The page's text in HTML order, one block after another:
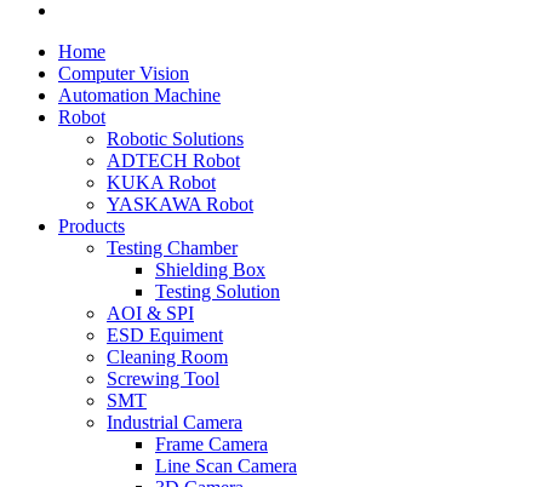
Home
Computer Vision
Automation Machine
Robot
Robotic Solutions
ADTECH Robot
KUKA Robot
YASKAWA Robot
Products
Testing Chamber
Shielding Box
Testing Solution
AOI & SPI
ESD Equiment
Cleaning Room
Screwing Tool
SMT
Industrial Camera
Frame Camera
Line Scan Camera